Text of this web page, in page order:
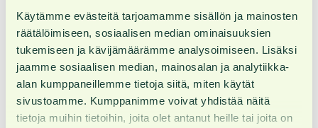
Käytämme evästeitä tarjoamamme sisällön ja mainosten
räätälöimiseen, sosiaalisen median ominaisuuksien
tukemiseen ja kävijämäärämme analysoimiseen. Lisäksi
jaamme sosiaalisen median, mainosalan ja analytiikka-
alan kumppaneillemme tietoja siitä, miten käytät
sivustoamme. Kumppanimme voivat yhdistää näitä
tietoja muihin tietoihin, joita olet antanut heille tai joita on
Haluatko sinäkin heittää harteiltasi
manuaalisia työvaiheita?
Kurkataan yhdessä miten Fennoa auttaisi!